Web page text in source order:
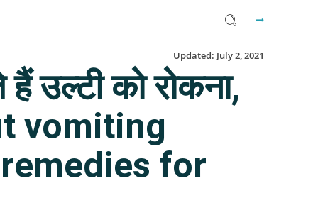
Updated: July 2, 2021
उल्टी को रोकना,
vomiting
for